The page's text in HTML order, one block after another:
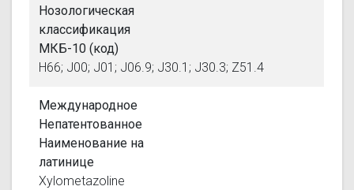
Нозологическая
классификация
МКБ-10 (код)
H66; J00; J01; J06.9; J30.1; J30.3; Z51.4
Международное
Непатентованное
Наименование на
латинице
Xylometazoline